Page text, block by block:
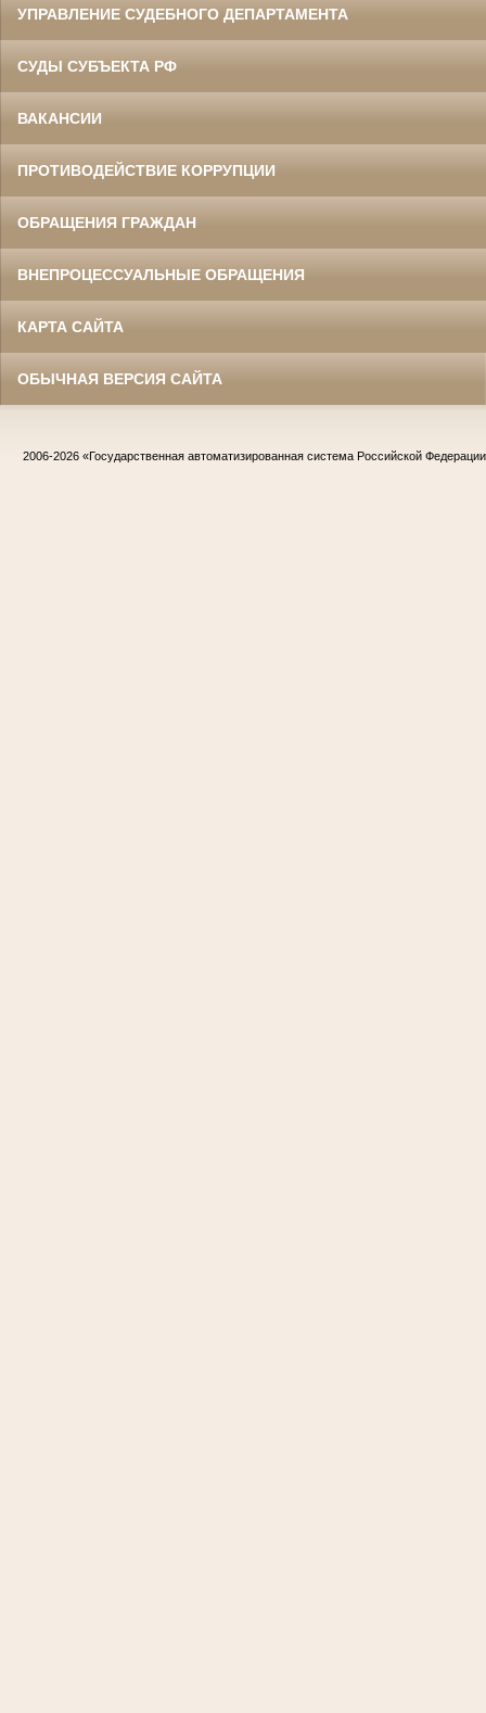
УПРАВЛЕНИЕ СУДЕБНОГО ДЕПАРТАМЕНТА
СУДЫ СУБЪЕКТА РФ
ВАКАНСИИ
ПРОТИВОДЕЙСТВИЕ КОРРУПЦИИ
ОБРАЩЕНИЯ ГРАЖДАН
ВНЕПРОЦЕССУАЛЬНЫЕ ОБРАЩЕНИЯ
КАРТА САЙТА
ОБЫЧНАЯ ВЕРСИЯ САЙТА
2006-2026 «Государственная автоматизированная система Российской